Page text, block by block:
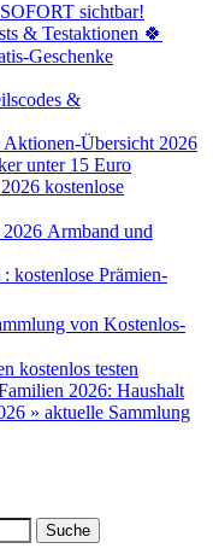
sichtbar!
& Testaktionen 🍀
Geschenke
&
Übersicht 2026
unter 15 Euro
kostenlose
Armband und
kostenlose Prämien-
von Kostenlos-
kostenlos testen
2026: Haushalt
» aktuelle Sammlung